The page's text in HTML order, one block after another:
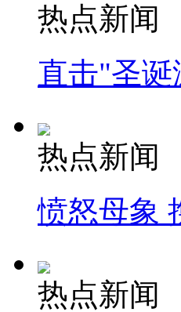
热点新闻
直击"圣
热点新闻
愤怒母象
热点新闻